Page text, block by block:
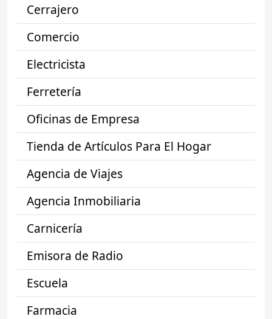
Cerrajero
Comercio
Electricista
Ferretería
Oficinas de Empresa
Tienda de Artículos Para El Hogar
Agencia de Viajes
Agencia Inmobiliaria
Carnicería
Emisora de Radio
Escuela
Farmacia